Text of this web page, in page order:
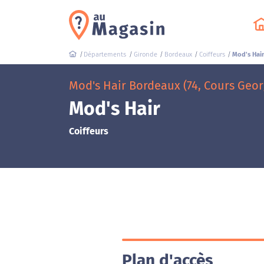
Départements Gironde Bordeaux Coiffeurs Mod's Hair
Mod's Hair Bordeaux (74, Cours
Mod's Hair
Coiffeurs